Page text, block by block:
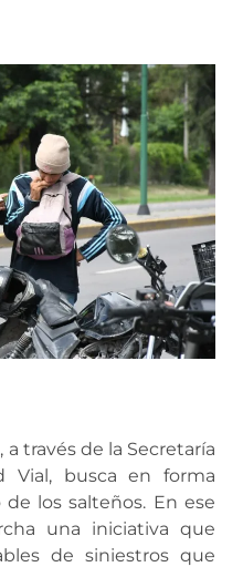
través de la Secretaría
Vial, busca en forma
los salteños. En ese
una iniciativa que
de siniestros que